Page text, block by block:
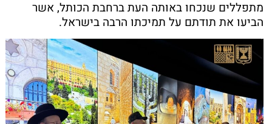
מתפללים שנכחו באותה העת ברחבת הכותל, אשר
הביעו את תודתם על תמיכתו הרבה בישראל.